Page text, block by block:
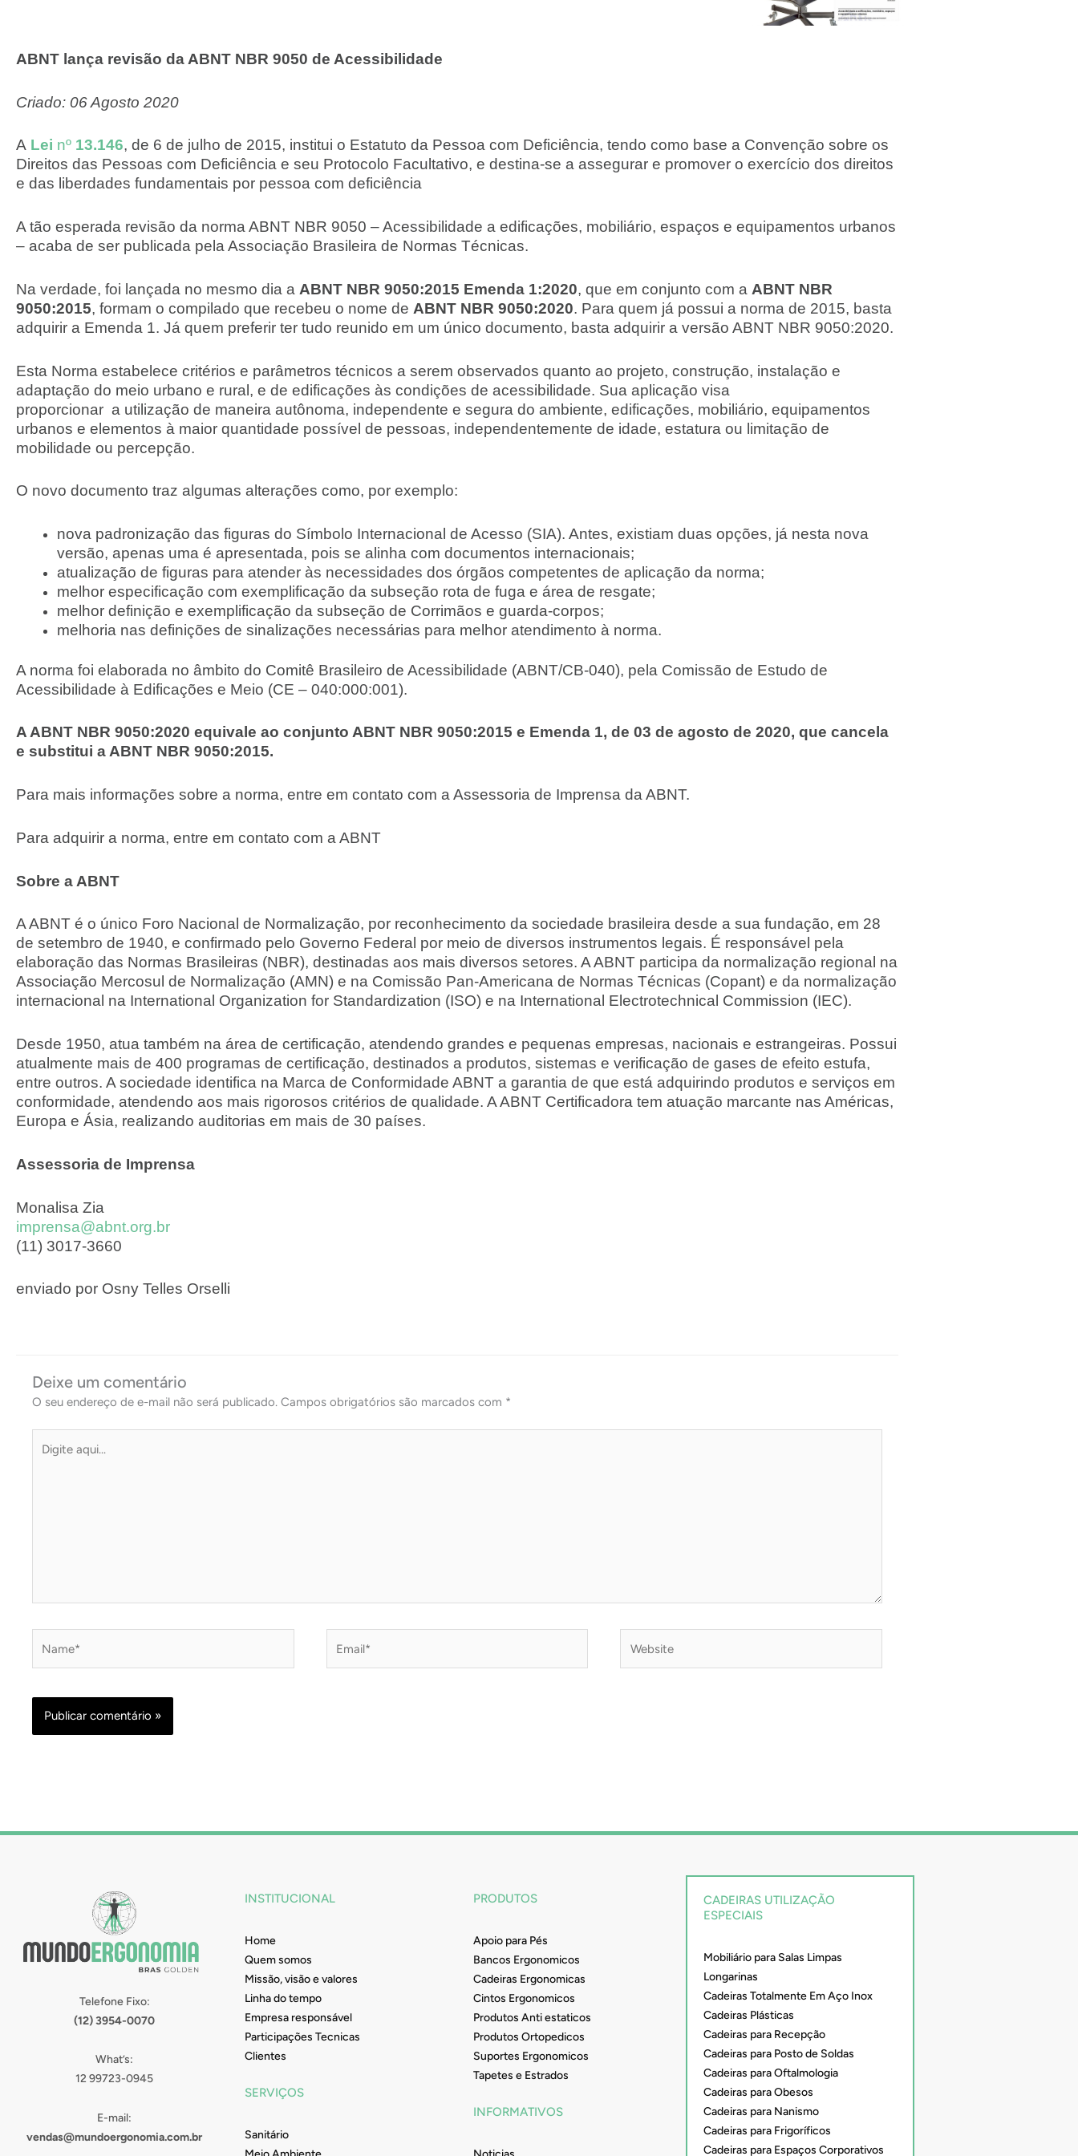
ABNT lança revisão da ABNT NBR 9050 de Acessibilidade
Criado: 06 Agosto 2020
A Lei nº 13.146, de 6 de julho de 2015, institui o Estatuto da Pessoa com Deficiência, tendo como base a Convenção sobre os
Direitos das Pessoas com Deficiência e seu Protocolo Facultativo, e destina-se a assegurar e promover o exercício dos direitos
e das liberdades fundamentais por pessoa com deficiência
A tão esperada revisão da norma ABNT NBR 9050 – Acessibilidade a edificações, mobiliário, espaços e equipamentos urbanos
– acaba de ser publicada pela Associação Brasileira de Normas Técnicas.
Na verdade, foi lançada no mesmo dia a ABNT NBR 9050:2015 Emenda 1:2020, que em conjunto com a ABNT NBR
9050:2015, formam o compilado que recebeu o nome de ABNT NBR 9050:2020. Para quem já possui a norma de 2015, basta
adquirir a Emenda 1. Já quem preferir ter tudo reunido em um único documento, basta adquirir a versão ABNT NBR 9050:2020.
Esta Norma estabelece critérios e parâmetros técnicos a serem observados quanto ao projeto, construção, instalação e
adaptação do meio urbano e rural, e de edificações às condições de acessibilidade. Sua aplicação visa
proporcionar a utilização de maneira autônoma, independente e segura do ambiente, edificações, mobiliário, equipamentos
urbanos e elementos à maior quantidade possível de pessoas, independentemente de idade, estatura ou limitação de
mobilidade ou percepção.
O novo documento traz algumas alterações como, por exemplo:
nova padronização das figuras do Símbolo Internacional de Acesso (SIA). Antes, existiam duas opções, já nesta nova
versão, apenas uma é apresentada, pois se alinha com documentos internacionais;
atualização de figuras para atender às necessidades dos órgãos competentes de aplicação da norma;
melhor especificação com exemplificação da subseção rota de fuga e área de resgate;
melhor definição e exemplificação da subseção de Corrimãos e guarda-corpos;
melhoria nas definições de sinalizações necessárias para melhor atendimento à norma.
A norma foi elaborada no âmbito do Comitê Brasileiro de Acessibilidade (ABNT/CB-040), pela Comissão de Estudo de
Acessibilidade à Edificações e Meio (CE – 040:000:001).
A ABNT NBR 9050:2020 equivale ao conjunto ABNT NBR 9050:2015 e Emenda 1, de 03 de agosto de 2020, que cancela
e substitui a ABNT NBR 9050:2015.
Para mais informações sobre a norma, entre em contato com a Assessoria de Imprensa da ABNT.
Para adquirir a norma, entre em contato com a ABNT
Sobre a ABNT
A ABNT é o único Foro Nacional de Normalização, por reconhecimento da sociedade brasileira desde a sua fundação, em 28
de setembro de 1940, e confirmado pelo Governo Federal por meio de diversos instrumentos legais. É responsável pela
elaboração das Normas Brasileiras (NBR), destinadas aos mais diversos setores. A ABNT participa da normalização regional na
Associação Mercosul de Normalização (AMN) e na Comissão Pan-Americana de Normas Técnicas (Copant) e da normalização
internacional na International Organization for Standardization (ISO) e na International Electrotechnical Commission (IEC).
Desde 1950, atua também na área de certificação, atendendo grandes e pequenas empresas, nacionais e estrangeiras. Possui
atualmente mais de 400 programas de certificação, destinados a produtos, sistemas e verificação de gases de efeito estufa,
entre outros. A sociedade identifica na Marca de Conformidade ABNT a garantia de que está adquirindo produtos e serviços em
conformidade, atendendo aos mais rigorosos critérios de qualidade. A ABNT Certificadora tem atuação marcante nas Américas,
Europa e Ásia, realizando auditorias em mais de 30 países.
Assessoria de Imprensa
Monalisa Zia
imprensa@abnt.org.br
(11) 3017-3660
enviado por Osny Telles Orselli
Deixe um comentário
O seu endereço de e-mail não será publicado. Campos obrigatórios são marcados com *
aqui...
Telefone Fixo:
(12) 3954-0070
What’s:
12 99723-0945
E-mail:
vendas@mundoergonomia.com.br
INSTITUCIONAL
Home
Quem somos
Missão, visão e valores
Linha do tempo
Empresa responsável
Participações Tecnicas
Clientes
SERVIÇOS
Sanitário
PRODUTOS
Apoio para Pés
Bancos Ergonomicos
Cadeiras Ergonomicas
Cintos Ergonomicos
Produtos Anti estaticos
Produtos Ortopedicos
Suportes Ergonomicos
Tapetes e Estrados
INFORMATIVOS
CADEIRAS UTILIZAÇÃO
ESPECIAIS
Mobiliário para Salas Limpas
Longarinas
Cadeiras Totalmente Em Aço Inox
Cadeiras Plásticas
Cadeiras para Recepção
Cadeiras para Posto de Soldas
Cadeiras para Oftalmologia
Cadeiras para Obesos
Cadeiras para Nanismo
Cadeiras para Frigoríficos
Cadeiras para Espaços Corporativos